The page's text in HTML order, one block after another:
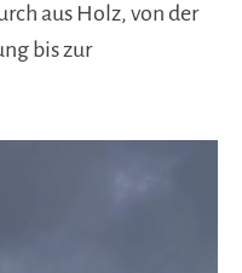
aus Holz, von der
bis zur